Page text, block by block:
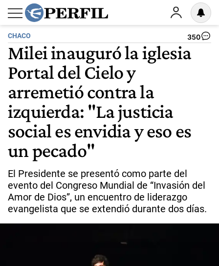
CHACO 350
Milei inauguró la iglesia
Portal del Cielo y
arremetió contra la
izquierda: "La justicia
social es envidia y eso es
un pecado"
El Presidente se presentó como parte del
evento del Congreso Mundial de “Invasión del
Amor de Dios”, un encuentro de liderazgo
evangelista que se extendió durante dos días.